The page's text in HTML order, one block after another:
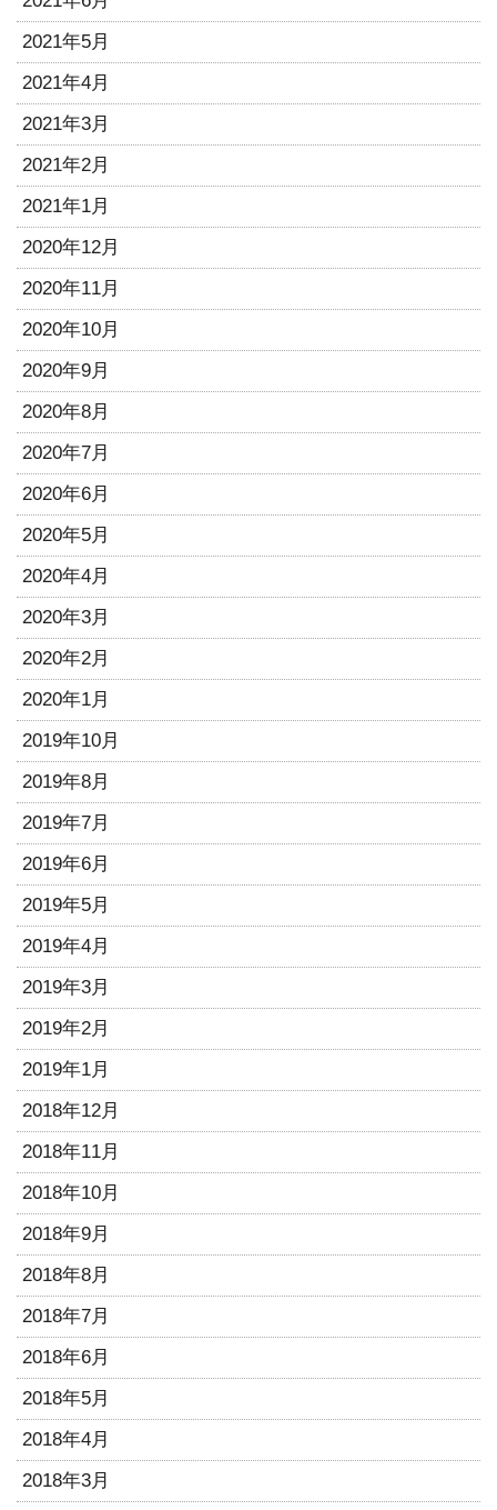
2021年5月
2021年4月
2021年3月
2021年2月
2021年1月
2020年12月
2020年11月
2020年10月
2020年9月
2020年8月
2020年7月
2020年6月
2020年5月
2020年4月
2020年3月
2020年2月
2020年1月
2019年10月
2019年8月
2019年7月
2019年6月
2019年5月
2019年4月
2019年3月
2019年2月
2019年1月
2018年12月
2018年11月
2018年10月
2018年9月
2018年8月
2018年7月
2018年6月
2018年5月
2018年4月
2018年3月